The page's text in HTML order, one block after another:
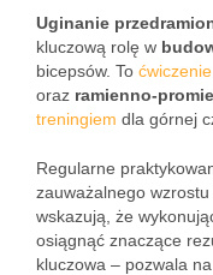
Uginanie
kluczową rolę w
bicepsów. To ćwiczenie
oraz ramienno-
treningiem dla górnej
Regularne
zauważalnego wzrostu
wskazują, że
osiągnąć znaczące
kluczowa – pozwala